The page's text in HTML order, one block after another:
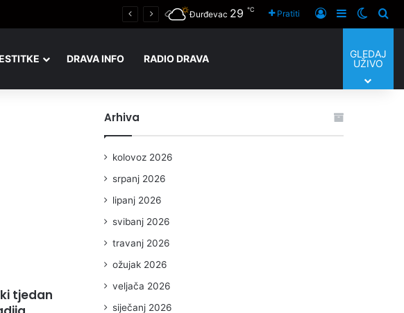
Đurđevac 29 ℃ Pratiti Prijaviti se
Sidebar
DRAVA INFO RADIO DRAVA
GLEDAJ
UŽIVO
tjedan
Arhiva
kolovoz 2026
srpanj 2026
lipanj 2026
svibanj 2026
travanj 2026
ožujak 2026
veljača 2026
siječanj 2026